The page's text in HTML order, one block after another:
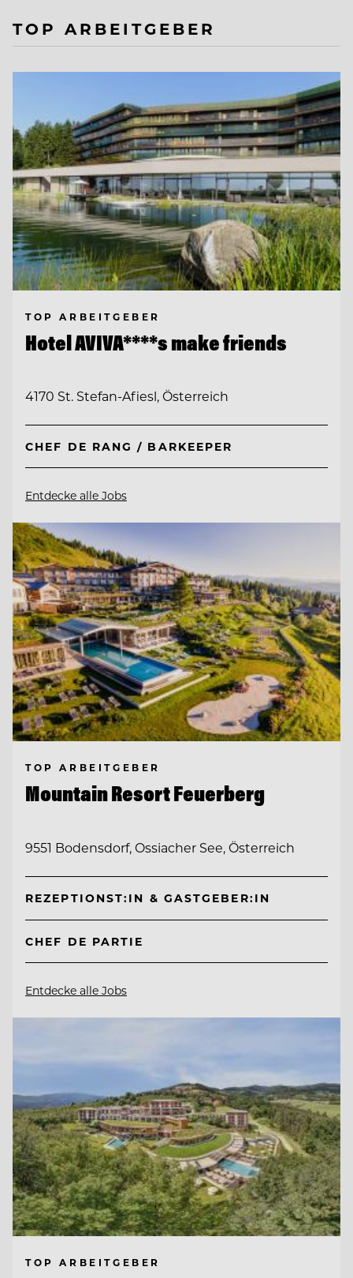
TOP ARBEITGEBER
TOP ARBEITGEBER
Hotel AVIVA****s make friends
4170 St. Stefan-Afiesl, Österreich
CHEF DE RANG / BARKEEPER
Entdecke alle Jobs
TOP ARBEITGEBER
Mountain Resort Feuerberg
9551 Bodensdorf, Ossiacher See, Österreich
REZEPTIONST:IN & GASTGEBER:IN
CHEF DE PARTIE
Entdecke alle Jobs
TOP ARBEITGEBER